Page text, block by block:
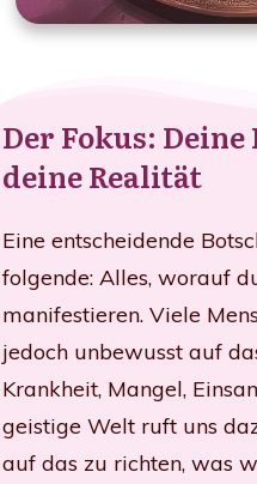
Der Fokus:
deine Realität
Eine entscheidende
folgende: Alles, worauf
manifestieren. Viele
jedoch unbewusst auf
Krankheit, Mangel,
geistige Welt ruft uns
auf das zu richten, was